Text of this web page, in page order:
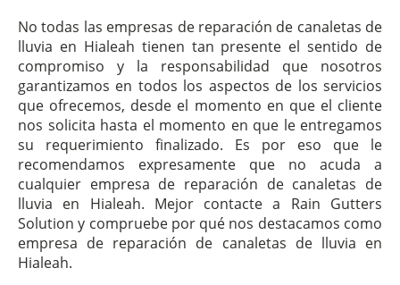
No todas las empresas de reparación de canaletas de
lluvia en Hialeah tienen tan presente el sentido de
compromiso y la responsabilidad que nosotros
garantizamos en todos los aspectos de los servicios
que ofrecemos, desde el momento en que el cliente
nos solicita hasta el momento en que le entregamos
su requerimiento finalizado. Es por eso que le
recomendamos expresamente que no acuda a
cualquier empresa de reparación de canaletas de
lluvia en Hialeah. Mejor contacte a Rain Gutters
Solution y compruebe por qué nos destacamos como
empresa de reparación de canaletas de lluvia en
Hialeah.